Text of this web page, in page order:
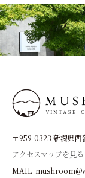
〒959-0323 新潟県西
アクセスマップを見る
MAIL